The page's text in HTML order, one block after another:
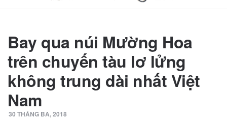
Bay qua núi Mường Hoa
trên chuyến tàu lơ lửng
không trung dài nhất Việt
Nam
30 THÁNG BA, 2018